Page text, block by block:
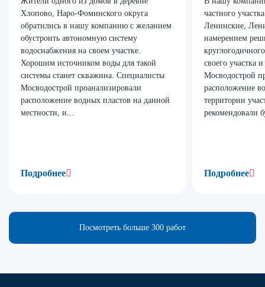
Хлопово, Наро-Фоминского округа
обратились в нашу компанию с желанием
обустроить автономную систему
водоснабжения на своем участке.
Хорошим источником воды для такой
системы станет скважина. Специалисты
Мосводострой проанализировали
расположение водных пластов на данной
местности, и...
Подробнее
частного
Ленинские,
намерением
своего участка
Мосводострой
расположение
территории
рекомендовали
Подробнее
Посмотреть больше 300 работ